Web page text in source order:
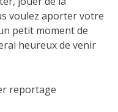
voulez aporter votre
petit moment de
heureux de venir
reportage